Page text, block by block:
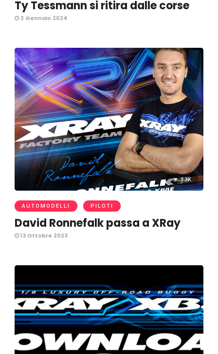
Ty Tessmann si ritira dalle corse
2 Gennaio 2024
1.3K
AUTOMODELLI PILOTI
David Ronnefalk passa a XRay
13 Ottobre 2023